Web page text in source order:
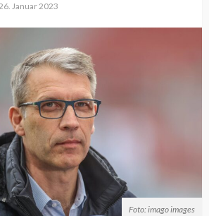
Januar 2023
Foto: imago images